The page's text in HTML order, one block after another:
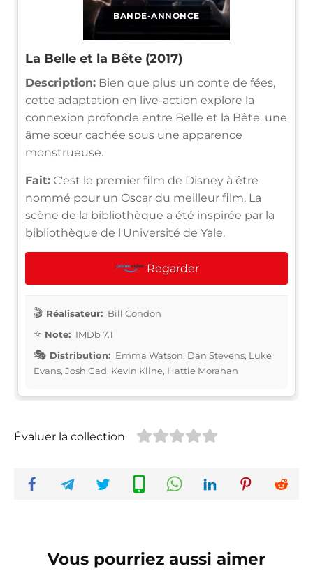
BANDE-ANNONCE
La Belle et la Bête (2017)
Description: Bien que plus un conte de fées,
cette adaptation en live-action explore la
connexion profonde entre Belle et la Bête, une
âme sœur cachée sous une apparence
monstrueuse.
Fait: C'est le premier film de Disney à être
nommé pour un Oscar du meilleur film. La
scène de la bibliothèque a été inspirée par la
bibliothèque de l'Université de Yale.
Regarder
Réalisateur: Bill Condon
Note: IMDb 7.1
Distribution: Emma Watson, Dan Stevens, Luke
Evans, Josh Gad, Kevin Kline, Hattie Morahan
Évaluer la collection
Vous pourriez aussi aimer